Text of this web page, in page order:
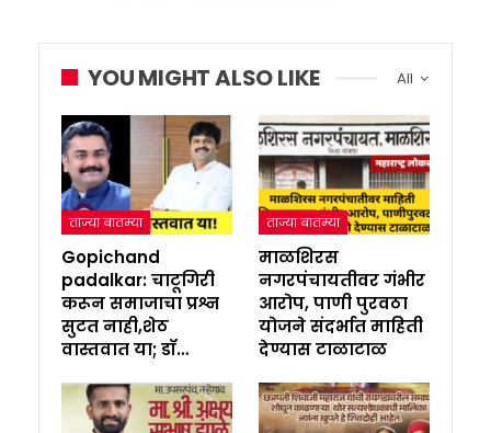
All
YOU MIGHT ALSO LIKE
ताज्या बातम्या
Gopichand
padalkar: चाटूगिरी
करून समाजाचा प्रश्न
सुटत नाही,शेठ
वास्तवात या; डॉ…
ताज्या बातम्या
माळशिरस
नगरपंचायतीवर गंभीर
आरोप, पाणी पुरवठा
योजने संदर्भात माहिती
देण्यास टाळाटाळ